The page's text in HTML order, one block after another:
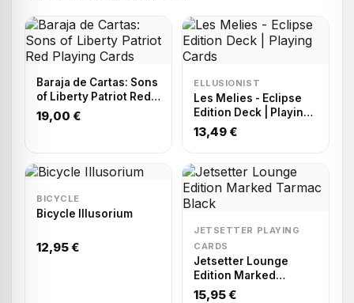
Baraja de Cartas: Sons
of Liberty Patriot Red
Playing Cards
19,00 €
ELLUSIONIST
Les Melies - Eclipse
Edition Deck | Playing
Cards
13,49 €
BICYCLE
Bicycle Illusorium
12,95 €
JETSETTER PLAYING
CARDS
Jetsetter Lounge
Edition Marked
Tarmac Black
15,95 €